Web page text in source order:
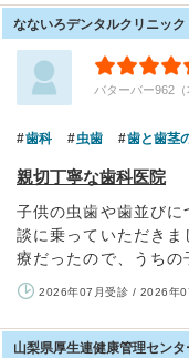
なないろデンタルクリニック
バターバー962
歯科 虫歯 歯と歯茎
親切丁寧な歯科医院
子供の虫歯や歯並び
談に乗っていただき
療だったので、うちの
2026年07月受診 / 2026年
山梨県厚生連健康管理センタ